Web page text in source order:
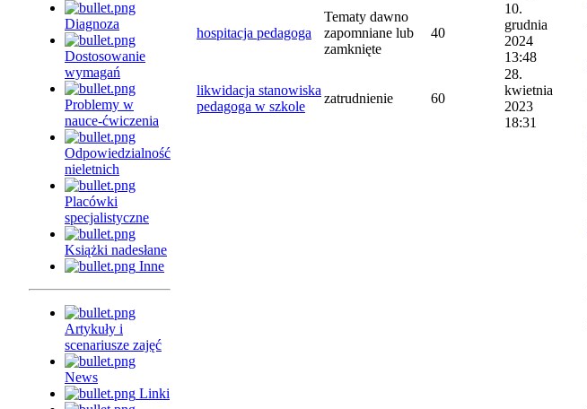
Diagnoza
Dostosowanie
wymagań
Problemy w
nauce-ćwiczenia
Odpowiedzialność
nieletnich
Placówki
specjalistyczne
Książki nadesłane
Inne
Artykuły i
scenariusze zajęć
News
Linki
hospitacja pedagoga
Tematy dawno
zapomniane lub
zamknięte
40
10.
grudnia
2024
13:48
likwidacja stanowiska
pedagoga w szkole
zatrudnienie 60
28.
kwietnia
2023
18:31